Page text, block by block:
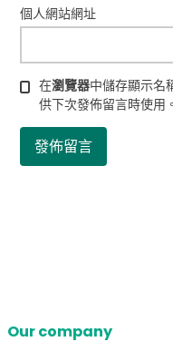
個人網站網址
在瀏覽器中儲存顯示名
供下次發佈留言時使用。
Our company